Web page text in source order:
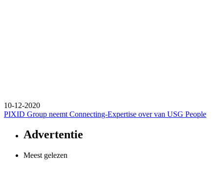
10-12-2020
PIXID Group neemt Connecting-Expertise over van USG People
Advertentie
Meest gelezen